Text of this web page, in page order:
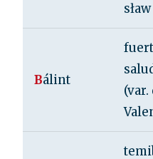
Bálint
(var.